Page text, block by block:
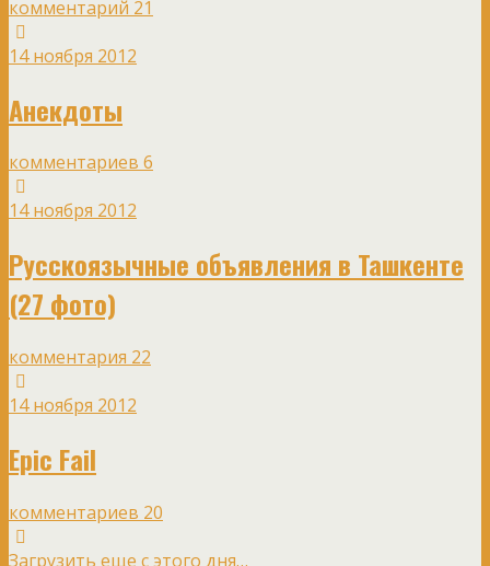
комментарий 21
14 ноября 2012
Анекдоты
комментариев 6
14 ноября 2012
Русскоязычные объявления в Ташкенте
(27 фото)
комментария 22
14 ноября 2012
Epic Fail
комментариев 20
Загрузить еще с этого дня…